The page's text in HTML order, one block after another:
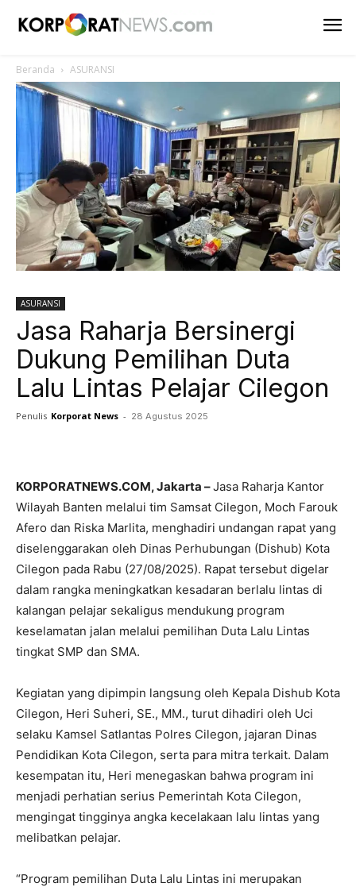
Beranda ASURANSI
ASURANSI
Jasa Raharja Bersinergi
Dukung Pemilihan Duta
Lalu Lintas Pelajar Cilegon
Penulis Korporat News - 28 Agustus 2025
KORPORATNEWS.COM, Jakarta –Jasa Raharja Kantor
Wilayah Banten melalui tim Samsat Cilegon, Moch Farouk
Afero dan Riska Marlita, menghadiri undangan rapat yang
diselenggarakan oleh Dinas Perhubungan (Dishub) Kota
Cilegon pada Rabu (27/08/2025). Rapat tersebut digelar
dalam rangka meningkatkan kesadaran berlalu lintas di
kalangan pelajar sekaligus mendukung program
keselamatan jalan melalui pemilihan Duta Lalu Lintas
tingkat SMP dan SMA.
Kegiatan yang dipimpin langsung oleh Kepala Dishub Kota
Cilegon, Heri Suheri, SE., MM., turut dihadiri oleh Uci
selaku Kamsel Satlantas Polres Cilegon, jajaran Dinas
Pendidikan Kota Cilegon, serta para mitra terkait. Dalam
kesempatan itu, Heri menegaskan bahwa program ini
menjadi perhatian serius Pemerintah Kota Cilegon,
mengingat tingginya angka kecelakaan lalu lintas yang
melibatkan pelajar.
“Program pemilihan Duta Lalu Lintas ini merupakan